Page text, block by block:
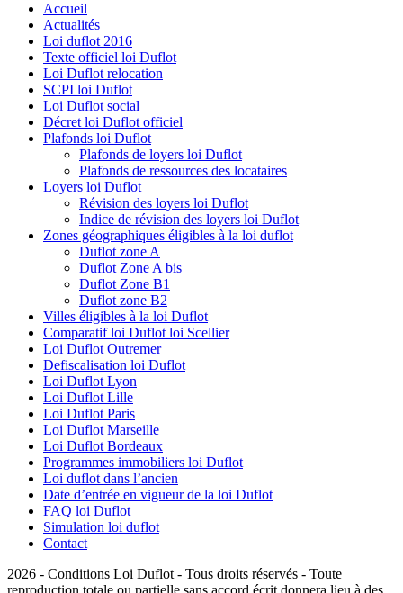
Accueil
Actualités
Loi duflot 2016
Texte officiel loi Duflot
Loi Duflot relocation
SCPI loi Duflot
Loi Duflot social
Décret loi Duflot officiel
Plafonds loi Duflot
Plafonds de loyers loi Duflot
Plafonds de ressources des locataires
Loyers loi Duflot
Révision des loyers loi Duflot
Indice de révision des loyers loi Duflot
Zones géographiques éligibles à la loi duflot
Duflot zone A
Duflot Zone A bis
Duflot Zone B1
Duflot zone B2
Villes éligibles à la loi Duflot
Comparatif loi Duflot loi Scellier
Loi Duflot Outremer
Defiscalisation loi Duflot
Loi Duflot Lyon
Loi Duflot Lille
Loi Duflot Paris
Loi Duflot Marseille
Loi Duflot Bordeaux
Programmes immobiliers loi Duflot
Loi duflot dans l’ancien
Date d’entrée en vigueur de la loi Duflot
FAQ loi Duflot
Simulation loi duflot
Contact
2026 - Conditions Loi Duflot - Tous droits réservés - Toute
reproduction totale ou partielle sans accord écrit donnera lieu à des